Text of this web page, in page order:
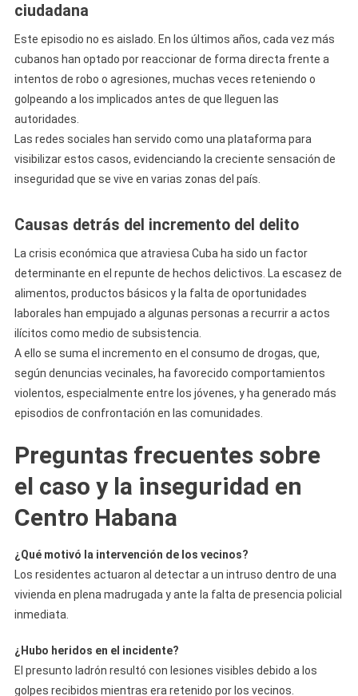
ciudadana
Este episodio no es aislado. En los últimos años, cada vez más
cubanos han optado por reaccionar de forma directa frente a
intentos de robo o agresiones, muchas veces reteniendo o
golpeando a los implicados antes de que lleguen las
autoridades.
Las redes sociales han servido como una plataforma para
visibilizar estos casos, evidenciando la creciente sensación de
inseguridad que se vive en varias zonas del país.
Causas detrás del incremento del delito
La crisis económica que atraviesa Cuba ha sido un factor
determinante en el repunte de hechos delictivos. La escasez de
alimentos, productos básicos y la falta de oportunidades
laborales han empujado a algunas personas a recurrir a actos
ilícitos como medio de subsistencia.
A ello se suma el incremento en el consumo de drogas, que,
según denuncias vecinales, ha favorecido comportamientos
violentos, especialmente entre los jóvenes, y ha generado más
episodios de confrontación en las comunidades.
Preguntas frecuentes sobre
el caso y la inseguridad en
Centro Habana
¿Qué motivó la intervención de los vecinos?
Los residentes actuaron al detectar a un intruso dentro de una
vivienda en plena madrugada y ante la falta de presencia policial
inmediata.
¿Hubo heridos en el incidente?
El presunto ladrón resultó con lesiones visibles debido a los
golpes recibidos mientras era retenido por los vecinos.